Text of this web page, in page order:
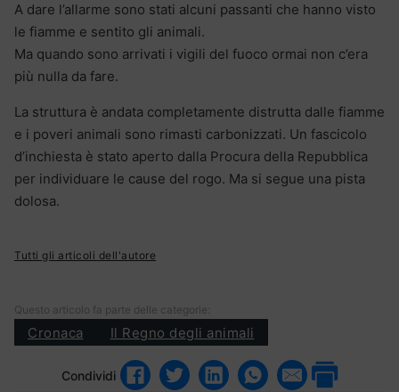
A dare l’allarme sono stati alcuni passanti che hanno visto
le fiamme e sentito gli animali.
Ma quando sono arrivati i vigili del fuoco ormai non c’era
più nulla da fare.
La struttura è andata completamente distrutta dalle fiamme
e i poveri animali sono rimasti carbonizzati. Un fascicolo
d’inchiesta è stato aperto dalla Procura della Repubblica
per individuare le cause del rogo. Ma si segue una pista
dolosa.
Tutti gli articoli dell'autore
Questo articolo fa parte delle categorie:
Cronaca Il Regno degli animali
Condividi